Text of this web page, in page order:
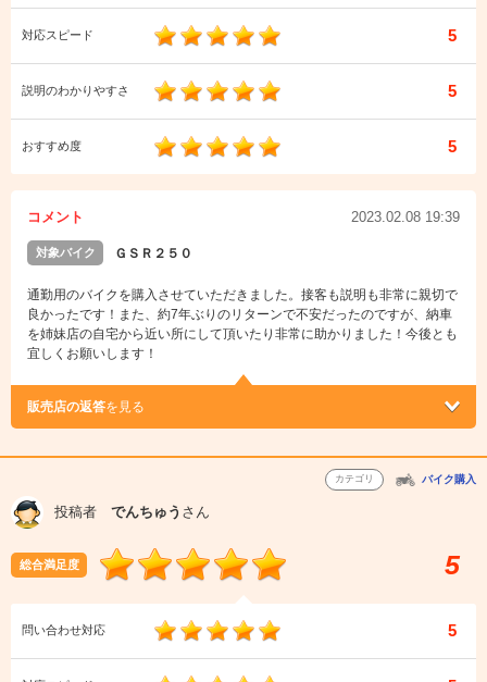
対応スピード 5
説明のわかりやすさ 5
おすすめ度 5
コメント 2023.02.08 19:39
対象バイク ＧＳＲ２５０
通勤用のバイクを購入させていただきました。接客も説明も非常に親切で
良かったです！また、約7年ぶりのリターンで不安だったのですが、納車
を姉妹店の自宅から近い所にして頂いたり非常に助かりました！今後とも
宜しくお願いします！
販売店の返答を見る
カテゴリ バイク購入
投稿者 でんちゅう さん
総合満足度 5
問い合わせ対応 5